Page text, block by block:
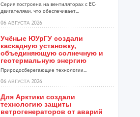
Серия построена на вентиляторах с EC-
двигателями, что обеспечивает...
06 АВГУСТА 2026
Учёные ЮУрГУ создали
каскадную установку,
объединяющую солнечную и
геотермальную энергию
Природосберегающие технологии...
06 АВГУСТА 2026
Для Арктики создали
технологию защиты
ветрогенераторов от аварий